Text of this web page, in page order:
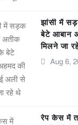
झांसी में
बेटे आबान
मिलने जा
Aug 6,
रेप केस में